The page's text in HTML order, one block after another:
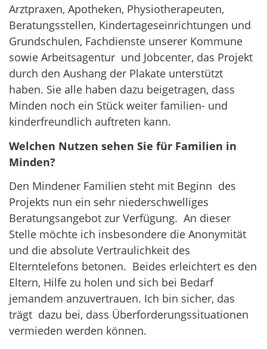
Arztpraxen, Apotheken, Physiotherapeuten,
Beratungsstellen, Kindertageseinrichtungen und
Grundschulen, Fachdienste unserer Kommune
sowie Arbeitsagentur und Jobcenter, das Projekt
durch den Aushang der Plakate unterstützt
haben. Sie alle haben dazu beigetragen, dass
Minden noch ein Stück weiter familien- und
kinderfreundlich auftreten kann.
Welchen Nutzen sehen Sie für Familien in
Minden?
Den Mindener Familien steht mit Beginn des
Projekts nun ein sehr niederschwelliges
Beratungsangebot zur Verfügung. An dieser
Stelle möchte ich insbesondere die Anonymität
und die absolute Vertraulichkeit des
Elterntelefons betonen. Beides erleichtert es den
Eltern, Hilfe zu holen und sich bei Bedarf
jemandem anzuvertrauen. Ich bin sicher, das
trägt dazu bei, dass Überforderungssituationen
vermieden werden können.